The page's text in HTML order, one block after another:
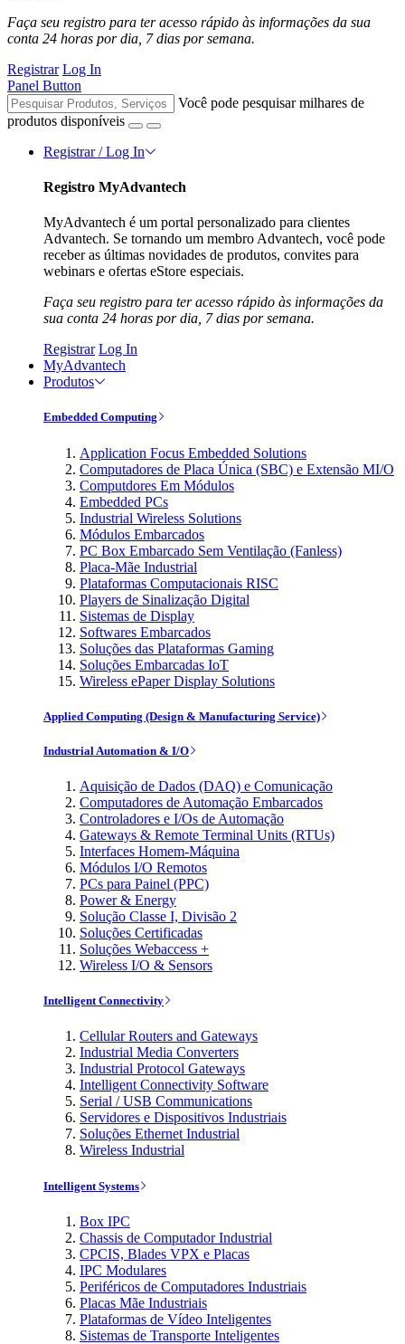
Faça seu registro para ter acesso rápido às informações da sua
conta 24 horas por dia, 7 dias por semana.
Registrar Log In
Panel Button
Você pode pesquisar milhares de
produtos disponíveis
Registrar / Log In
Registro MyAdvantech
MyAdvantech é um portal personalizado para clientes
Advantech. Se tornando um membro Advantech, você pode
receber as últimas novidades de produtos, convites para
webinars e ofertas eStore especiais.
Faça seu registro para ter acesso rápido às informações da
sua conta 24 horas por dia, 7 dias por semana.
Registrar Log In
MyAdvantech
Produtos
Embedded Computing
Application Focus Embedded Solutions
Computadores de Placa Única (SBC) e Extensão MI/O
Computdores Em Módulos
Embedded PCs
Industrial Wireless Solutions
Módulos Embarcados
PC Box Embarcado Sem Ventilação (Fanless)
Placa-Mãe Industrial
Plataformas Computacionais RISC
Players de Sinalização Digital
Sistemas de Display
Softwares Embarcados
Soluções das Plataformas Gaming
Soluções Embarcadas IoT
Wireless ePaper Display Solutions
Applied Computing (Design & Manufacturing Service)
Industrial Automation & I/O
Aquisição de Dados (DAQ) e Comunicação
Computadores de Automação Embarcados
Controladores e I/Os de Automação
Gateways & Remote Terminal Units (RTUs)
Interfaces Homem-Máquina
Módulos I/O Remotos
PCs para Painel (PPC)
Power & Energy
Solução Classe I, Divisão 2
Soluções Certificadas
Soluções Webaccess +
Wireless I/O & Sensors
Intelligent Connectivity
Cellular Routers and Gateways
Industrial Media Converters
Industrial Protocol Gateways
Intelligent Connectivity Software
Serial / USB Communications
Servidores e Dispositivos Industriais
Soluções Ethernet Industrial
Wireless Industrial
Intelligent Systems
Box IPC
Chassis de Computador Industrial
CPCIS, Blades VPX e Placas
IPC Modulares
Periféricos de Computadores Industriais
Placas Mãe Industriais
Plataformas de Vídeo Inteligentes
Sistemas de Transporte Inteligentes